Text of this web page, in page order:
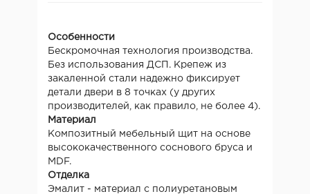
Особенности
Бескромочная технология производства.
Без использования ДСП. Крепеж из
закаленной стали надежно фиксирует
детали двери в 8 точках (у других
производителей, как правило, не более 4).
Материал
Композитный мебельный щит на основе
высококачественного соснового бруса и
MDF.
Отделка
Эмалит - материал с полиуретановым